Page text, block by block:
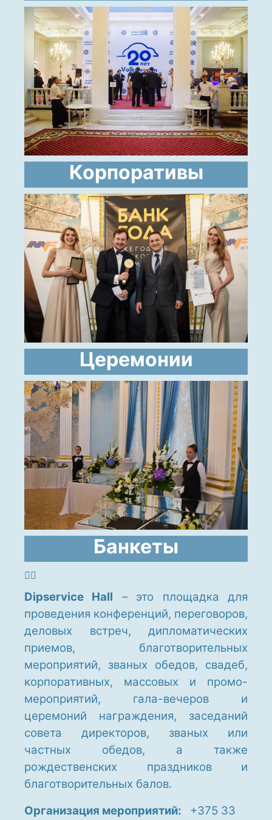
Корпоративы
Церемонии
Банкеты
Dipservice Hall – это площадка для
проведения конференций, переговоров,
деловых встреч, дипломатических
приемов, благотворительных
мероприятий, званых обедов, свадеб,
корпоративных, массовых и промо-
мероприятий, гала-вечеров и
церемоний награждения, заседаний
совета директоров, званых или
частных обедов, а также
рождественских праздников и
благотворительных балов.
Организация мероприятий:
+375 33